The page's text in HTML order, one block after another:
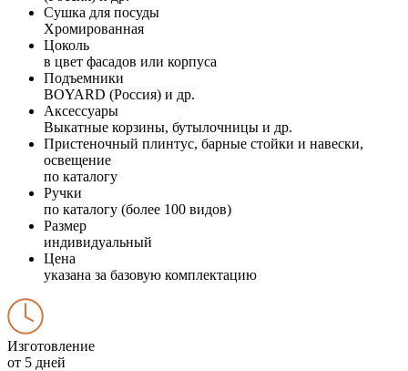
Сушка для посуды
Хромированная
Цоколь
в цвет фасадов или корпуса
Подъемники
BOYARD (Россия) и др.
Аксессуары
Выкатные корзины, бутылочницы и др.
Пристеночный плинтус, барные стойки и навески,
освещение
по каталогу
Ручки
по каталогу (более 100 видов)
Размер
индивидуальный
Цена
указана за базовую комплектацию
Изготовление
от 5 дней